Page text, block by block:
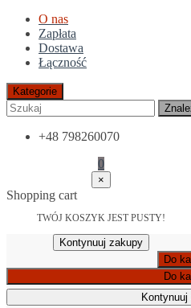
O nas
Zapłata
Dostawa
Łączność
Kategorie
+48 798260070
0
×
Shopping cart
TWÓJ KOSZYK JEST PUSTY!
Kontynuuj zakupy
Do
Do